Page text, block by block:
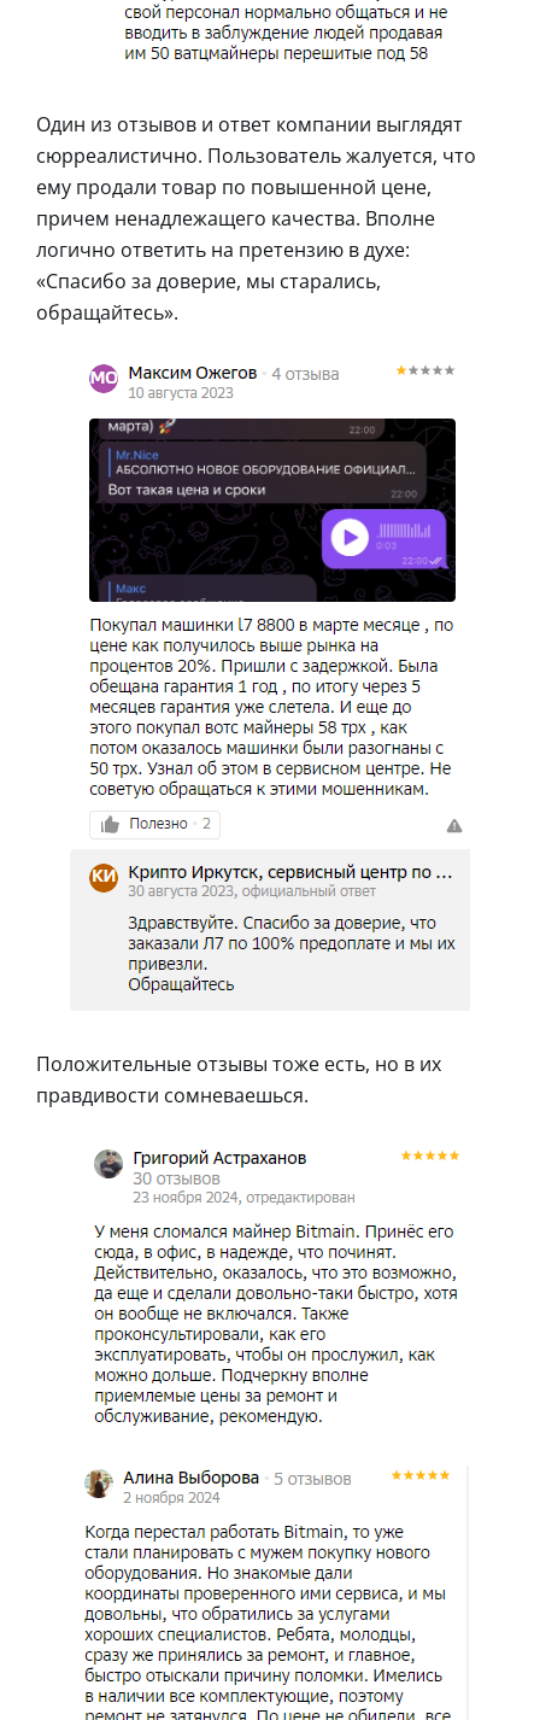
Один из отзывов и ответ компании выглядят
сюрреалистично. Пользователь жалуется, что
ему продали товар по повышенной цене,
причем ненадлежащего качества. Вполне
логично ответить на претензию в духе:
«Спасибо за доверие, мы старались,
обращайтесь».
Положительные отзывы тоже есть, но в их
правдивости сомневаешься.